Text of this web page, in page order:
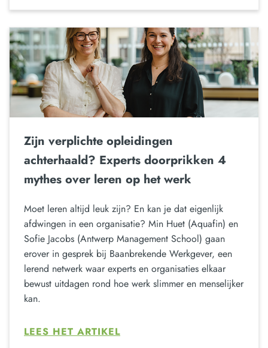
Zijn verplichte opleidingen
achterhaald? Experts doorprikken 4
mythes over leren op het werk
Moet leren altijd leuk zijn? En kan je dat eigenlijk
afdwingen in een organisatie? Min Huet (Aquafin) en
Sofie Jacobs (Antwerp Management School) gaan
erover in gesprek bij Baanbrekende Werkgever, een
lerend netwerk waar experts en organisaties elkaar
bewust uitdagen rond hoe werk slimmer en menselijker
kan.
LEES HET ARTIKEL